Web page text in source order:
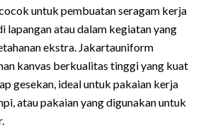
untuk pembuatan seragam kerja
lapangan atau dalam kegiatan yang
ekstra. Jakartauniform
kanvas berkualitas tinggi yang kuat
gesekan, ideal untuk pakaian kerja
atau pakaian yang digunakan untuk